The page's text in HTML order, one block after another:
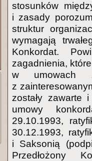
stosunków
i zasady
struktur
wymagają
Konkordat.
zagadnienia,
w umowach
z
zostały zawarte
umowy
29.10.1993,
30.12.1993,
i Saksonią
Przedłożony